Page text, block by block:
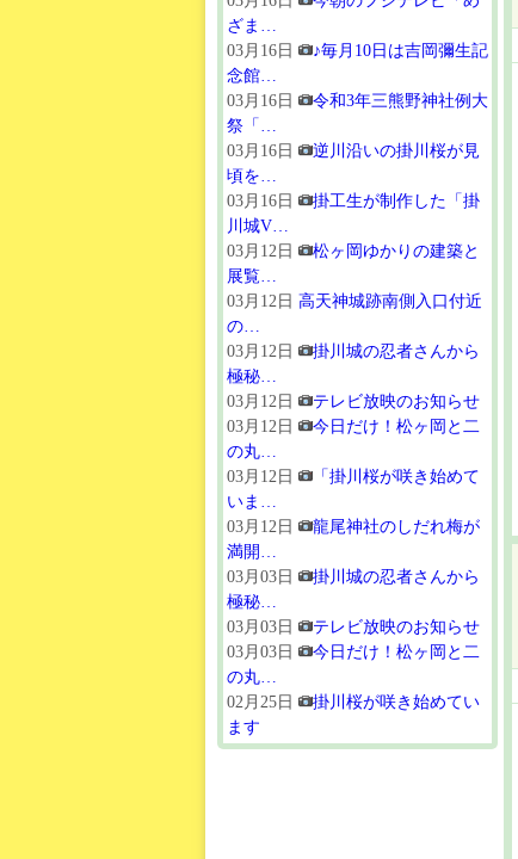
ざま…
03月16日
♪毎月10日は吉岡彌生記
念館…
03月16日
令和3年三熊野神社例大
祭「…
03月16日
逆川沿いの掛川桜が見
頃を…
03月16日
掛工生が制作した「掛
川城V…
03月12日
松ヶ岡ゆかりの建築と
展覧…
03月12日 高天神城跡南側入口付近
の…
03月12日
掛川城の忍者さんから
極秘…
03月12日
テレビ放映のお知らせ
03月12日
今日だけ！松ヶ岡と二
の丸…
03月12日
「掛川桜が咲き始めて
いま…
03月12日
龍尾神社のしだれ梅が
満開…
03月03日
掛川城の忍者さんから
極秘…
03月03日
テレビ放映のお知らせ
03月03日
今日だけ！松ヶ岡と二
の丸…
02月25日
掛川桜が咲き始めてい
ます